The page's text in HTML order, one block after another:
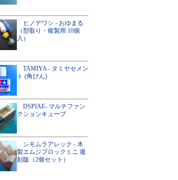
ヒノデワシ - おゆまる
（型取り・複製用 10個
入）
TAMIYA - タミヤセメン
ト (角びん)
DSPIAE- マルチファン
クションキューブ
シモムラアレック - 木
製エムジブロックミニ 復
刻版（2個セット）